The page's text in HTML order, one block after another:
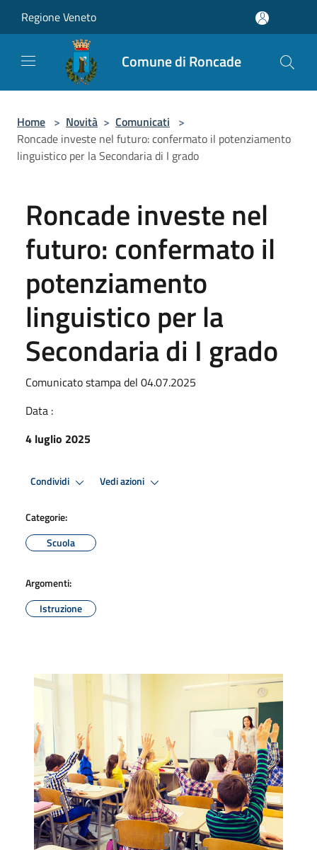
Regione Veneto
Comune di Roncade
Home > Novità > Comunicati >
Roncade investe nel futuro: confermato il potenziamento
linguistico per la Secondaria di I grado
Roncade investe nel
futuro: confermato il
potenziamento
linguistico per la
Secondaria di I grado
Comunicato stampa del 04.07.2025
Data :
4 luglio 2025
Condividi Vedi azioni
Categorie:
Scuola
Argomenti:
Istruzione